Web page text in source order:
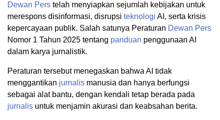
Dewan Pers telah menyiapkan sejumlah kebijakan untuk
merespons disinformasi, disrupsi teknologi AI, serta krisis
kepercayaan publik. Salah satunya Peraturan Dewan Pers
Nomor 1 Tahun 2025 tentang panduan penggunaan AI
dalam karya jurnalistik.
Peraturan tersebut menegaskan bahwa AI tidak
menggantikan jurnalis manusia dan hanya berfungsi
sebagai alat bantu, dengan kendali tetap berada pada
jurnalis untuk menjamin akurasi dan keabsahan berita.